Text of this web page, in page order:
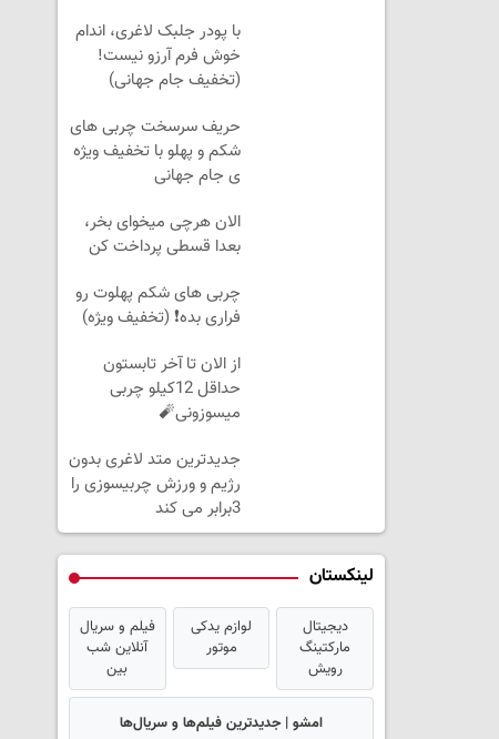
با پودر جلبک لاغری، اندام
خوش فرم آرزو نیست!
(تخفیف جام جهانی)
حریف سرسخت چربی های
شکم و پهلو با تخفیف ویژه
ی جام جهانی
الان هرچی میخوای بخر،
بعدا قسطی پرداخت کن
چربی های شکم پهلوت رو
فراری بده❗ (تخفیف ویژه)
از الان تا آخر تابستون
حداقل 12کیلو چربی
میسوزونی🧨
جدیدترین متد لاغری بدون
رژیم و ورزش چربیسوزی را
3برابر می کند
لینکستان
دیجیتال
مارکتینگ
رویش
لوازم یدکی
موتور
فیلم و سریال
آنلاین شب
بین
امشو | جدیدترین فیلم‌ها و سریال‌ها